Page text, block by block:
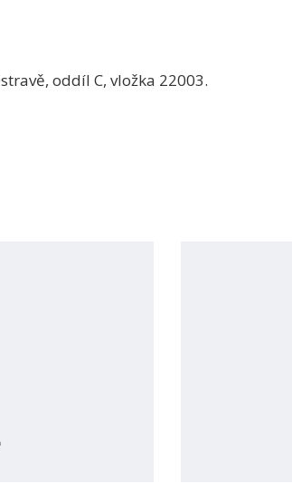
oddíl C, vložka 22003.